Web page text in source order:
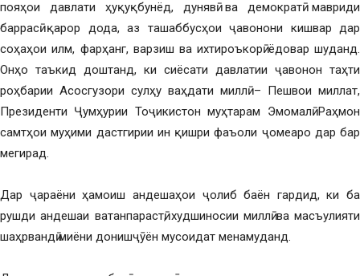
пояҳои давлати ҳуқуқбунёд, дунявӣ ва демократӣ мавриди
баррасӣ қарор дода, аз ташаббусҳои ҷавонони кишвар дар
соҳаҳои илм, фарҳанг, варзиш ва ихтироъкорӣ ёдовар шуданд.
Онҳо таъкид доштанд, ки сиёсати давлатии ҷавонон таҳти
роҳбарии Асосгузори сулҳу ваҳдати миллӣ – Пешвои миллат,
Президенти Ҷумҳурии Тоҷикистон муҳтарам Эмомалӣ Раҳмон
самтҳои муҳими дастгирии ин қишри фаъоли ҷомеаро дар бар
мегирад.
Дар ҷараёни ҳамоиш андешаҳои ҷолиб баён гардид, ки ба
рушди андешаи ватанпарастӣ, худшиносии миллӣ ва масъулияти
шаҳрвандӣ миёни донишҷӯён мусоидат менамуданд.